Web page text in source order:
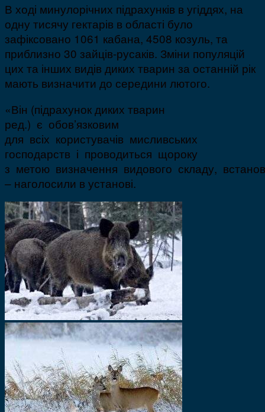
В ході минулорічних підрахунків в угіддях, на
одну тисячу гектарів в області було
зафіксовано 1061 кабана, 4508 козуль, та
приблизно 30 зайців-русаків. Зміни популяцій
цих та інших видів диких тварин за останній рік
мають визначити до середини лютого.
«Він (підрахунок диких тварин
ред.) є обов’язковим
для всіх користувачів мисливських
господарств і проводиться щороку
з метою визначення видового складу,
– наголосили в установі.